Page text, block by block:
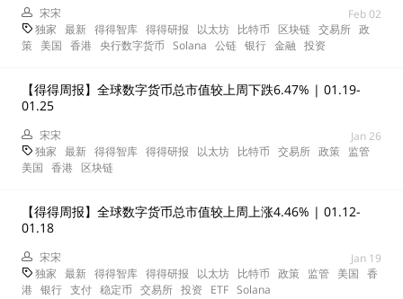
宋宋
Feb 02
独家 最新 得得智库 得得研报 以太坊 比特币 区块链 交易所 政
策 美国 香港 央行数字货币 Solana 公链 银行 金融 投资
【得得周报】全球数字货币总市值较上周下跌6.47% | 01.19-
01.25
宋宋
Jan 26
独家 最新 得得智库 得得研报 以太坊 比特币 交易所 政策 监管
美国 香港 区块链
【得得周报】全球数字货币总市值较上周上涨4.46% | 01.12-
01.18
宋宋
Jan 19
独家 最新 得得智库 得得研报 以太坊 比特币 政策 监管 美国 香
港 银行 支付 稳定币 交易所 投资 ETF Solana